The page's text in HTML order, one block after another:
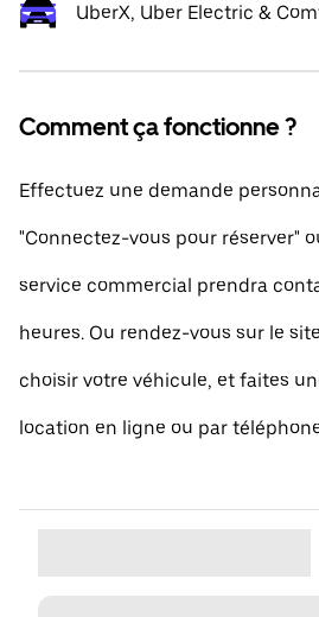
UberX, Uber Electric &
Comment ça fonctionne ?
Effectuez une demande
"Connectez-vous pour réserver"
service commercial prendra
heures. Ou rendez-vous sur le
choisir votre véhicule, et faites
location en ligne ou par